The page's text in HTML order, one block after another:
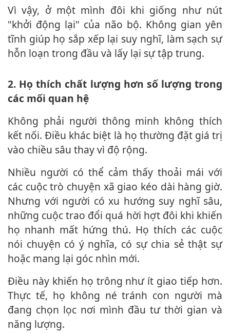
Vì vậy, ở một mình đôi khi giống như nút
"khởi động lại" của não bộ. Không gian yên
tĩnh giúp họ sắp xếp lại suy nghĩ, làm sạch sự
hỗn loạn trong đầu và lấy lại sự tập trung.
2. Họ thích chất lượng hơn số lượng trong
các mối quan hệ
Không phải người thông minh không thích
kết nối. Điều khác biệt là họ thường đặt giá trị
vào chiều sâu thay vì độ rộng.
Nhiều người có thể cảm thấy thoải mái với
các cuộc trò chuyện xã giao kéo dài hàng giờ.
Nhưng với người có xu hướng suy nghĩ sâu,
những cuộc trao đổi quá hời hợt đôi khi khiến
họ nhanh mất hứng thú. Họ thích các cuộc
nói chuyện có ý nghĩa, có sự chia sẻ thật sự
hoặc mang lại góc nhìn mới.
Điều này khiến họ trông như ít giao tiếp hơn.
Thực tế, họ không né tránh con người mà
đang chọn lọc nơi mình đầu tư thời gian và
năng lượng.